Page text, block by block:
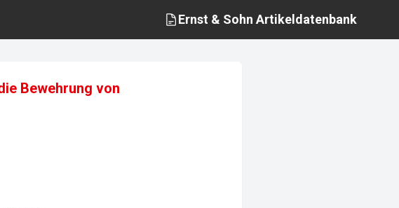
Ernst & Sohn Artikeldatenbank
Bewehrung von